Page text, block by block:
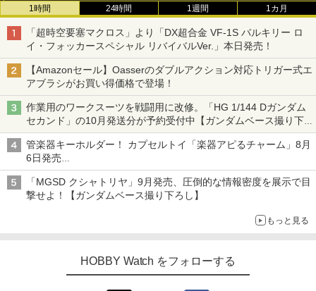
1時間 24時間 1週間 1カ月
「超時空要塞マクロス」より「DX超合金 VF-1S バルキリー ロ
イ・フォッカースペシャル リバイバルVer.」本日発売！
【Amazonセール】Oasserのダブルアクション対応トリガー式エ
アブラシがお買い得価格で登場！
作業用のワークスーツを戦闘用に改修。「HG 1/144 Dガンダム
セカンド」の10月発送分が予約受付中【ガンダムベース撮り下
ろし】
管楽器キーホルダー！ カプセルトイ「楽器アピるチャーム」8月
6日発売
チューバ、テナサクなど5種各3色
「MGSD クシャトリヤ」9月発売、圧倒的な情報密度を展示で目
撃せよ！【ガンダムベース撮り下ろし】
もっと見る
HOBBY Watch をフォローする